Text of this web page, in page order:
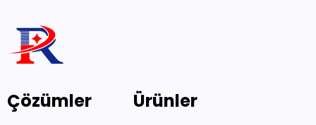
Çözümler Ürünler